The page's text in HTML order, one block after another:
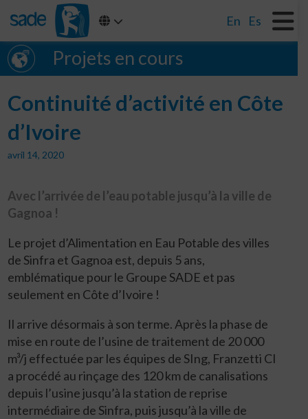
En Es
Projets en cours
Continuité d’activité en Côte
d’Ivoire
avril 14, 2020
Avec l’arrivée de l’eau potable jusqu’à la ville de
Gagnoa !
Le projet d’Alimentation en Eau Potable des villes
de Sinfra et Gagnoa est, depuis 5 ans,
emblématique pour le Groupe SADE et pas
seulement en Côte d’Ivoire !
Il arrive désormais à son terme. Après la phase de
mise en route de l’usine de traitement de 20 000
m³/j effectuée par les équipes de SIng, Franzetti CI
a procédé au rinçage des 120 km de canalisations
depuis l’usine jusqu’à la station de reprise
intermédiaire de Sinfra, puis jusqu’à la ville de